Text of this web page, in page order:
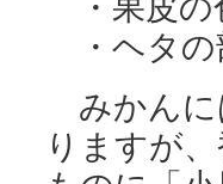
・ヘタの
みかんに
りますが